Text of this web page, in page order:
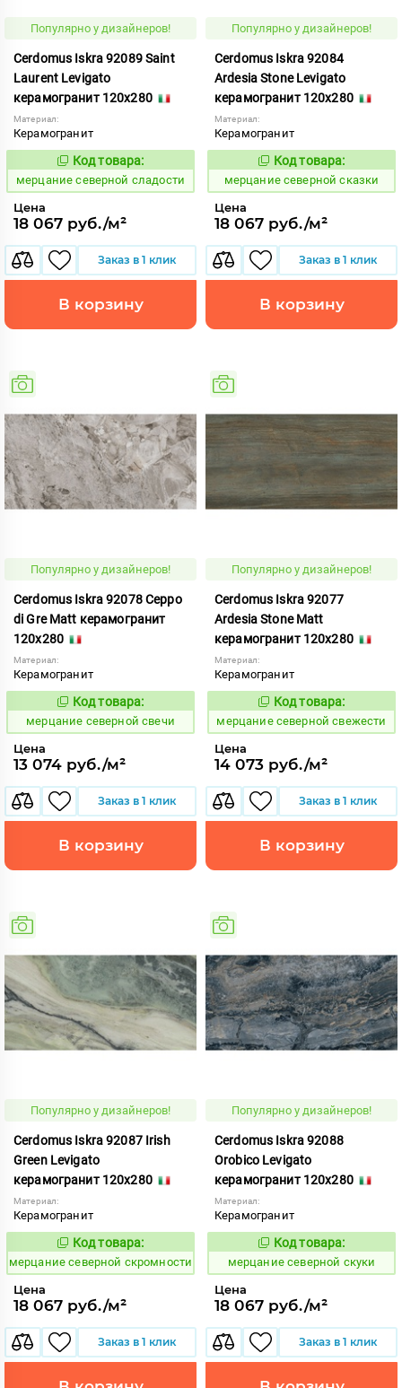
Популярно у дизайнеров!
Cerdomus Iskra 92089 Saint
Laurent Levigato
керамогранит 120x280
Материал:
Керамогранит
979345
Код товара:
мерцание северной сладости
Цена
18 067 руб./м²
Заказ в 1 клик
В корзину
Популярно у дизайнеров!
Cerdomus Iskra 92084
Ardesia Stone Levigato
керамогранит 120x280
Материал:
Керамогранит
979340
Код товара:
мерцание северной сказки
Цена
18 067 руб./м²
Заказ в 1 клик
В корзину
Популярно у дизайнеров!
Cerdomus Iskra 92078 Ceppo
di Gre Matt керамогранит
120x280
Материал:
Керамогранит
979334
Код товара:
мерцание северной свечи
Цена
13 074 руб./м²
Заказ в 1 клик
В корзину
Популярно у дизайнеров!
Cerdomus Iskra 92077
Ardesia Stone Matt
керамогранит 120x280
Материал:
Керамогранит
979333
Код товара:
мерцание северной свежести
Цена
14 073 руб./м²
Заказ в 1 клик
В корзину
Популярно у дизайнеров!
Cerdomus Iskra 92087 Irish
Green Levigato
керамогранит 120x280
Материал:
Керамогранит
979343
Код товара:
мерцание северной скромности
Цена
18 067 руб./м²
Заказ в 1 клик
Популярно у дизайнеров!
Cerdomus Iskra 92088
Orobico Levigato
керамогранит 120x280
Материал:
Керамогранит
979344
Код товара:
мерцание северной скуки
Цена
18 067 руб./м²
Заказ в 1 клик